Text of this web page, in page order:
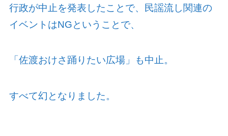
行政が中止を発表したことで、民謡流し関連の
イベントはNGということで、
「佐渡おけさ踊りたい広場」も中止。
すべて幻となりました。